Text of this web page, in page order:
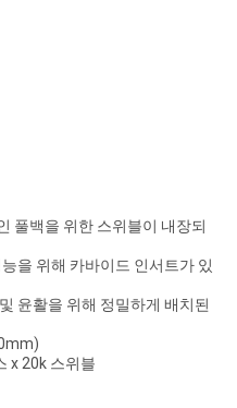
풀백을 위한 스위블이 내장되
을 위해 카바이드 인서트가 있
윤활을 위해 정밀하게 배치된
x 20k 스위블